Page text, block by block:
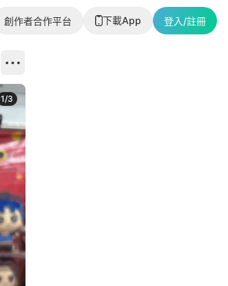
創作者合作平台 下載App 登入/註冊
1/3